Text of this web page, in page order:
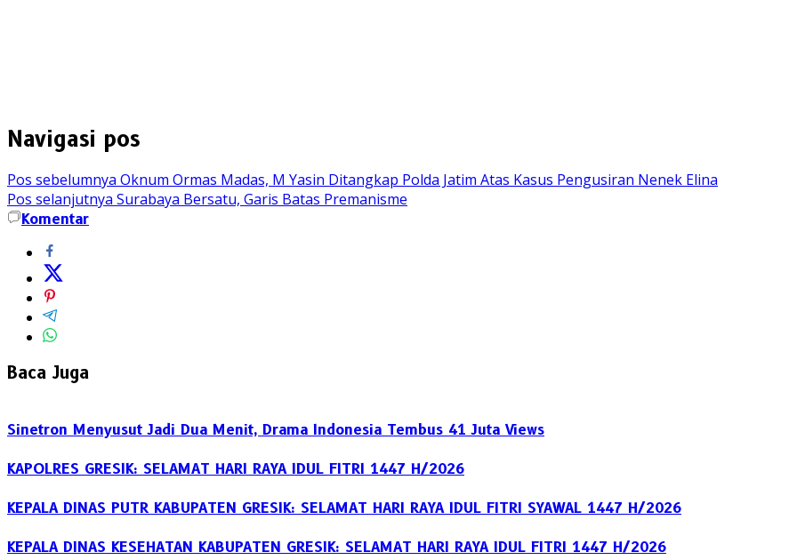
Navigasi pos
Pos sebelumnya Oknum Ormas Madas, M Yasin Ditangkap Polda Jatim Atas Kasus Pengusiran Nenek Elina
Pos selanjutnya Surabaya Bersatu, Garis Batas Premanisme
Komentar
Baca Juga
Sinetron Menyusut Jadi Dua Menit, Drama Indonesia Tembus 41 Juta Views
KAPOLRES GRESIK: SELAMAT HARI RAYA IDUL FITRI 1447 H/2026
KEPALA DINAS PUTR KABUPATEN GRESIK: SELAMAT HARI RAYA IDUL FITRI SYAWAL 1447 H/2026
KEPALA DINAS KESEHATAN KABUPATEN GRESIK: SELAMAT HARI RAYA IDUL FITRI 1447 H/2026